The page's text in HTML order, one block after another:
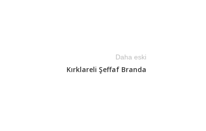
Daha eski
Kırklareli Şeffaf Branda